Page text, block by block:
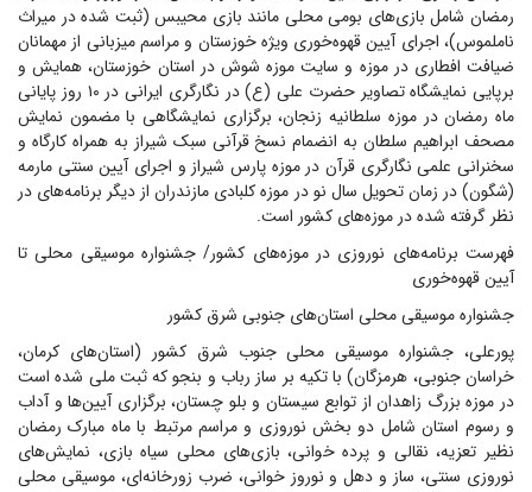
رمضان شامل بازی‌های بومی محلی مانند بازی محیبس (ثبت شده در میراث
ناملموس)، اجرای آیین قهوه‌خوری ویژه خوزستان و مراسم میزبانی از مهمانان
ضیافت افطاری در موزه و سایت موزه شوش در استان خوزستان، همایش و
برپایی نمایشگاه تصاویر حضرت علی (ع) در نگارگری ایرانی در ۱۰ روز پایانی
ماه رمضان در موزه سلطانیه زنجان، برگزاری نمایشگاهی با مضمون نمایش
مصحف ابراهیم سلطان به انضمام نسخ قرآنی سبک شیراز به همراه کارگاه و
سخنرانی علمی نگارگری قرآن در موزه پارس شیراز و اجرای آیین سنتی مارمه
(شگون) در زمان تحویل سال نو در موزه کلبادی مازندران از دیگر برنامه‌های در
نظر گرفته شده در موزه‌های کشور است.
فهرست برنامه‌های نوروزی در موزه‌های کشور/ جشنواره موسیقی محلی تا
آیین قهوه‌خوری
جشنواره موسیقی محلی استان‌های جنوبی شرق کشور
پورعلی، جشنواره موسیقی محلی جنوب شرق کشور (استان‌های کرمان،
خراسان جنوبی، هرمزگان) با تکیه بر ساز رباب و بنجو که ثبت ملی شده است
در موزه بزرگ زاهدان از توابع سیستان و بلو چستان، برگزاری آیین‌ها و آداب
و رسوم استان شامل دو بخش نوروزی و مراسم مرتبط با ماه مبارک رمضان
نظیر تعزیه، نقالی و پرده خوانی، بازی‌های محلی سیاه بازی، نمایش‌های
نوروزی سنتی، ساز و دهل و نوروز خوانی، ضرب زورخانه‌ای، موسیقی محلی